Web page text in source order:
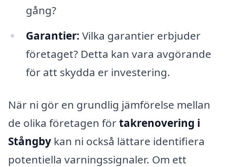
gång?
Garantier: Vilka garantier erbjuder
företaget? Detta kan vara avgörande
för att skydda er investering.
När ni gör en grundlig jämförelse mellan
de olika företagen förtakrenovering i
Stångby kan ni också lättare identifiera
potentiella varningssignaler. Om ett